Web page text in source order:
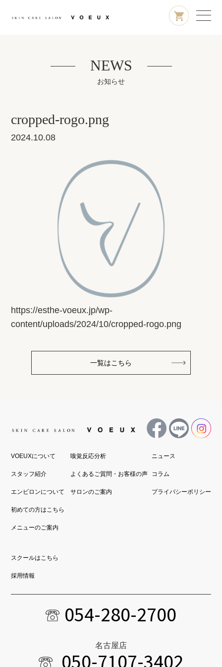
NEWS
お知らせ
cropped-rogo.png
2024.10.08
https://esthe-voeux.jp/wp-
content/uploads/2024/10/cropped-rogo.png
一覧はこちら
VOEUXについて
スタッフ紹介
エンビロンについて
初めての方はこちら
メニューのご案内
スクールはこちら
採用情報
嗅覚反応分析
よくあるご質問・お客様の声
サロンのご案内
ニュース
コラム
プライバシーポリシー
054-280-2700
名古屋店
050-7107-3402